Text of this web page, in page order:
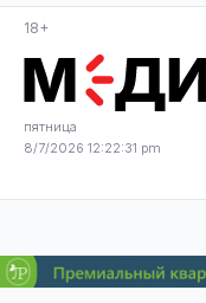
18+
пятница
8/7/2026 12:22:32 pm